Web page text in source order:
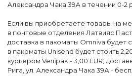
Александра Чака 39А в течении 0-2
Если вы приобретаете товары на
в почтовые отделения Латвияс
доставка в пакоматы Omniva будет
в пакоматы Unisend будет стоить
курьером Venipak - 3,00 EUR;
Рига, ул. Александра Чака 39А -